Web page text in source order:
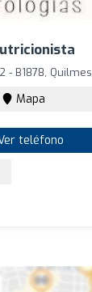
- B1878, Quilmes
Mapa
teléfono